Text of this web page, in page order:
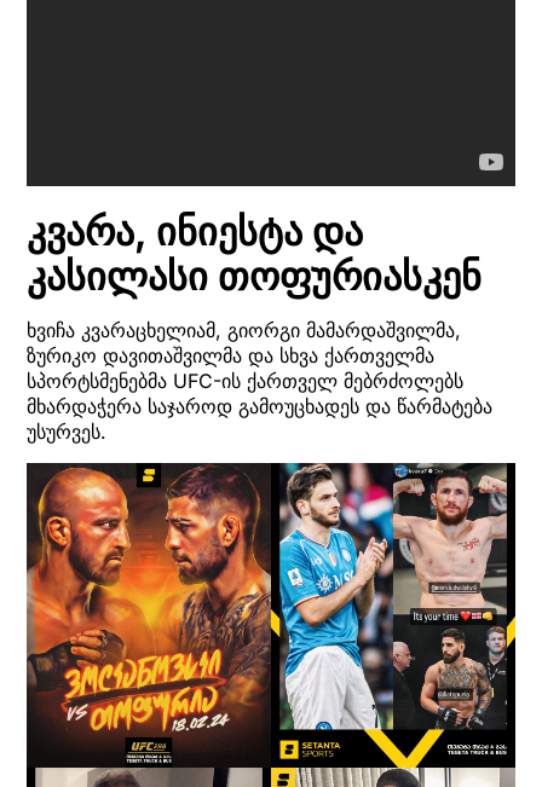
კვარა, ინიესტა და
კასილასი თოფურიასკენ
ხვიჩა კვარაცხელიამ, გიორგი მამარდაშვილმა,
ზურიკო დავითაშვილმა და სხვა ქართველმა
სპორტსმენებმა UFC-ის ქართველ მებრძოლებს
მხარდაჭერა საჯაროდ გამოუცხადეს და წარმატება
უსურვეს.